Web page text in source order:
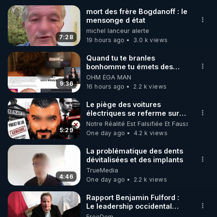
🌱 INSTAGRAM
https://www.instagram.com/rdlr_thierrycasasnovas/
http://rgnr.li/instagram
🌱 LA NEWSLETTER
Pour ne pas rater l’actualité RGNR (stages,
http://rgnr.li/news
🌱 VIDÉOS NON CENSURÉES SUR ODYSEE
Toutes les vidéos Youtube sont aussi sur la
http://rgnr.li/odysee
🌱 LES STAGES EN PRÉSENTIEL
7:28
mort des frère Bogdanoff : le
mensonge d état
michel lanceur alerte
19 hours ago
3.0 k views
9:36
Quand tu te branles
bonhomme tu émets des
ondes ils ont juste omis de
t'expliquer
OHM ÉGA MAN
16 hours ago
2.2 k views
5:29
Le piège des voitures
électriques se referme sur
les usagers !
Notre Réalité Est Falsifiée Et Fausse
One day ago
4.2 k views
4:46
La problématique des dents
dévitalisées et des implants
TrueMedia
One day ago
2.2 k views
Rapport Benjamin Fulford :
Le leadership occidental
dysfonctionnel s’enfonce